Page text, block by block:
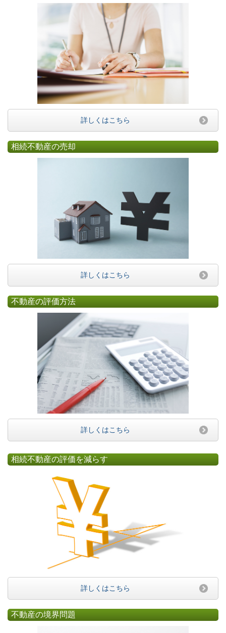
詳しくはこちら
相続不動産の売却
詳しくはこちら
不動産の評価方法
詳しくはこちら
相続不動産の評価を減らす
詳しくはこちら
不動産の境界問題